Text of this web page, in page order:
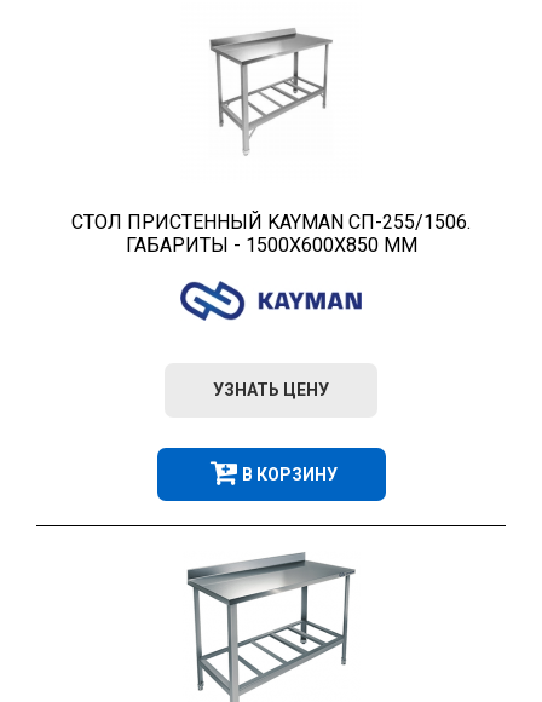
СТОЛ ПРИСТЕННЫЙ KAYMAN СП-255/1506.
ГАБАРИТЫ - 1500Х600Х850 ММ
УЗНАТЬ ЦЕНУ
В КОРЗИНУ